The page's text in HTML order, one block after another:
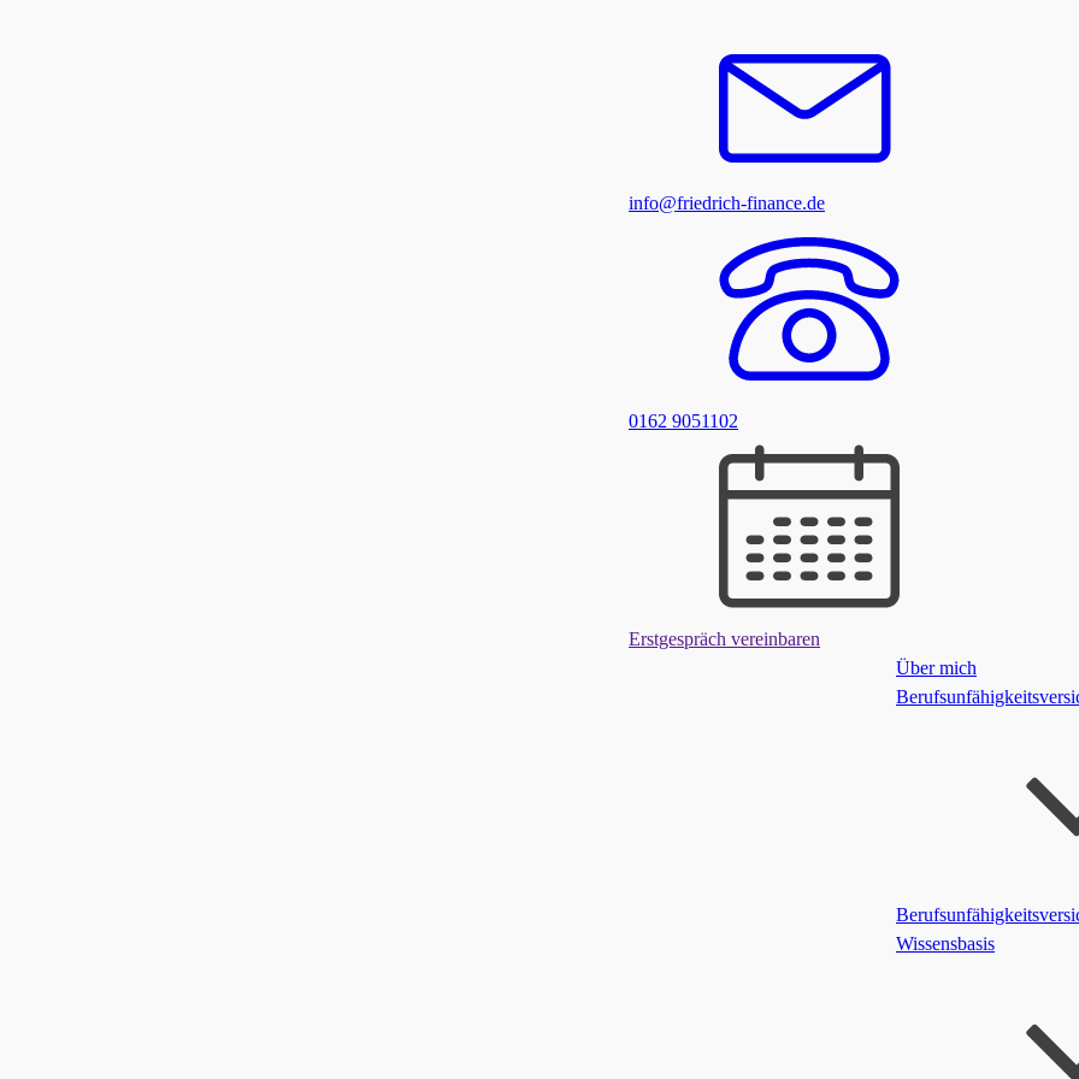
info@friedrich-finance.de
0162 9051102
Erstgespräch vereinbaren
Über mich
Wissensbasis